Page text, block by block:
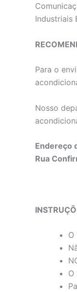
Industriais
Para o
Nosso
Endereço
Rua
O
O